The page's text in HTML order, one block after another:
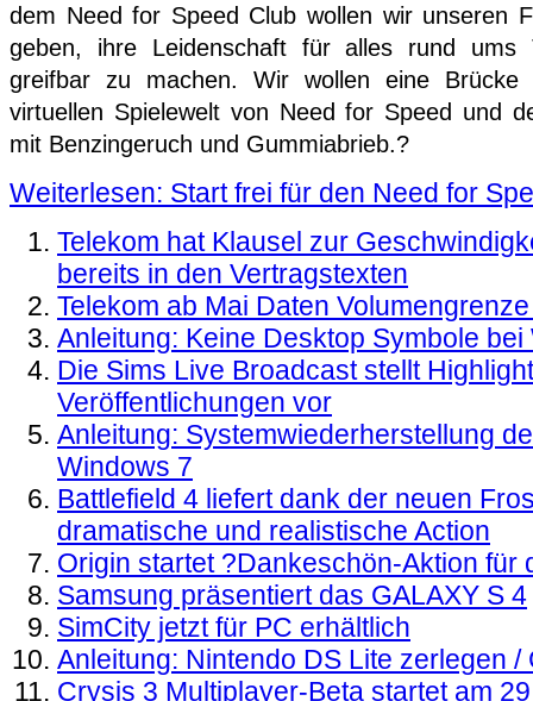
dem Need for Speed Club wollen wir unseren
geben, ihre Leidenschaft für alles rund ums
greifbar zu machen. Wir wollen eine Brücke
virtuellen Spielewelt von Need for Speed und
mit Benzingeruch und Gummiabrieb.?
Weiterlesen: Start frei für den Need for
Telekom hat Klausel zur
bereits in den Vertragstexten
Telekom ab Mai Daten
Anleitung: Keine Desktop Symbole bei
Die Sims Live Broadcast stellt
Veröffentlichungen vor
Anleitung: Systemwiederherstellung
Windows 7
Battlefield 4 liefert dank der neuen
dramatische und realistische Action
Origin startet ?Dankeschön-Aktion für
Samsung präsentiert das GALAXY S 4
SimCity jetzt für PC erhältlich
Anleitung: Nintendo DS Lite zerlegen
Crysis 3 Multiplayer-Beta startet am